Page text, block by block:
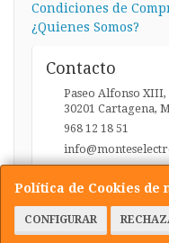
Política de Cookies de
CONFIGURAR
Condiciones de
¿Quienes Somos?
Contacto
Paseo Alfonso XIII,
30201 Cartagena,
968 12 18 51
Horario
Lunes a Viernes: